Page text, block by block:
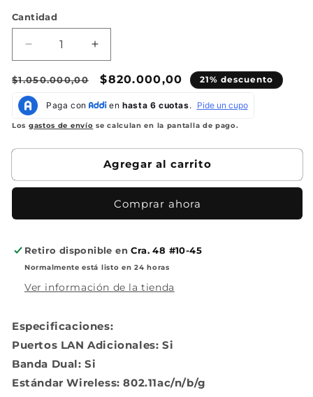
Cantidad
Reducir
cantidad
para
Acces
Point
Ubiquiti
/UAP-
PRO
Aumentar
cantidad
para
Point
Ubiquiti
/UAP-
AC-
PRO
Precio
habitual
$1.050.000,00
Precio
oferta
$820.000,00 21% descuento
Los gastos de envío se calculan en la pantalla de pago.
Agregar al carrito
Comprar ahora
Retiro disponible enCra. 48 #10-45
Normalmente está listo en 24 horas
Ver información de la tienda
Especificaciones:
Puertos LAN Adicionales: Si
Banda Dual: Si
Estándar Wireless: 802.11ac/n/b/g